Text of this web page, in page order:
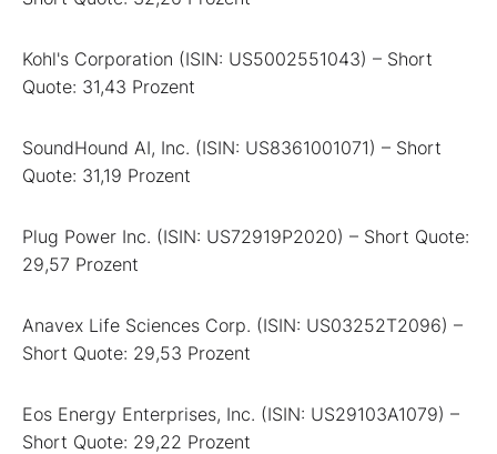
Kohl's Corporation (ISIN: US5002551043) – Short
Quote: 31,43 Prozent
SoundHound AI, Inc. (ISIN: US8361001071) – Short
Quote: 31,19 Prozent
Plug Power Inc. (ISIN: US72919P2020) – Short Quote:
29,57 Prozent
Anavex Life Sciences Corp. (ISIN: US03252T2096) –
Short Quote: 29,53 Prozent
Eos Energy Enterprises, Inc. (ISIN: US29103A1079) –
Short Quote: 29,22 Prozent